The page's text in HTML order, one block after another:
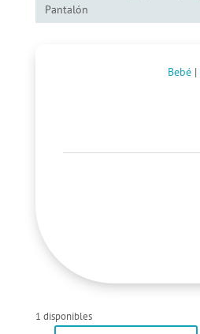
Pantalón
Bebé |
1 disponibles